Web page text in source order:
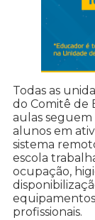
Todas as
do Comitê de
aulas
alunos em
sistema
escola
ocupação,
profissionais.